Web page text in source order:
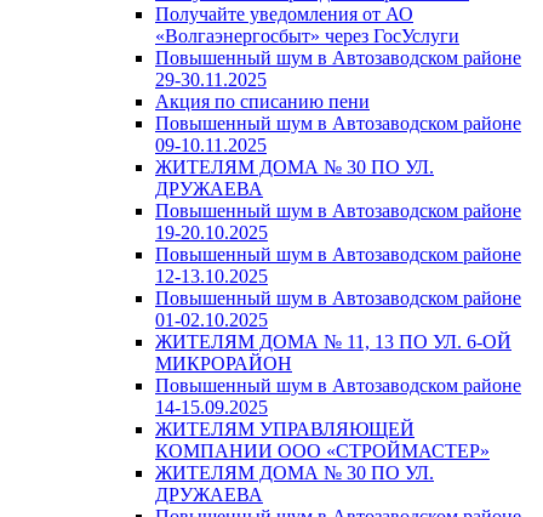
Получайте уведомления от АО
«Волгаэнергосбыт» через ГосУслуги
Повышенный шум в Автозаводском районе
29-30.11.2025
Акция по списанию пени
Повышенный шум в Автозаводском районе
09-10.11.2025
ЖИТЕЛЯМ ДОМА № 30 ПО УЛ.
ДРУЖАЕВА
Повышенный шум в Автозаводском районе
19-20.10.2025
Повышенный шум в Автозаводском районе
12-13.10.2025
Повышенный шум в Автозаводском районе
01-02.10.2025
ЖИТЕЛЯМ ДОМА № 11, 13 ПО УЛ. 6-ОЙ
МИКРОРАЙОН
Повышенный шум в Автозаводском районе
14-15.09.2025
ЖИТЕЛЯМ УПРАВЛЯЮЩЕЙ
КОМПАНИИ ООО «СТРОЙМАСТЕР»
ЖИТЕЛЯМ ДОМА № 30 ПО УЛ.
ДРУЖАЕВА